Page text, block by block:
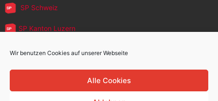
Wir benutzen Cookies auf unserer Webseite
Alle Cookies
SP Schweiz
SP Kanton Luzern
JUSO Luzern
SP MigrantInnen
SP 60+